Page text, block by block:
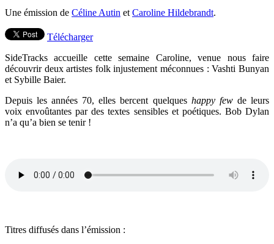
Une émission de Céline Autin et Caroline Hildebrandt.
Télécharger
SideTracks accueille cette semaine Caroline, venue nous faire
découvrir deux artistes folk injustement méconnues : Vashti Bunyan
et Sybille Baier.
Depuis les années 70, elles bercent quelques happy fewde leurs
voix envoûtantes par des textes sensibles et poétiques. Bob Dylan
n’a qu’a bien se tenir !
Titres diffusés dans l’émission :